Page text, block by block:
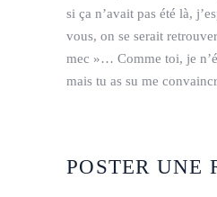
si ça n’avait pas été là,
vous, on se serait
mec »… Comme toi, je
mais tu as su me
POSTER UNE